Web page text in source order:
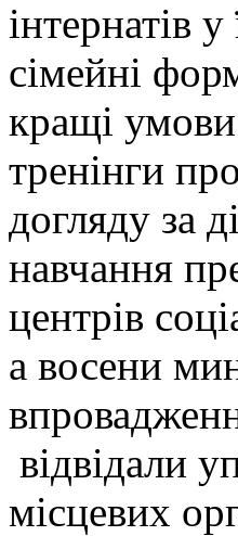
інтернатів
сімейні
кращі
тренінги
догляду за
навчання
центрів
а восени
відвідали
місцевих